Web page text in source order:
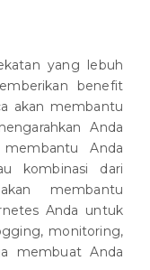
yang lebuh
benefit
akan membantu
Anda
membantu Anda
kombinasi dari
membantu
Anda untuk
monitoring,
membuat Anda